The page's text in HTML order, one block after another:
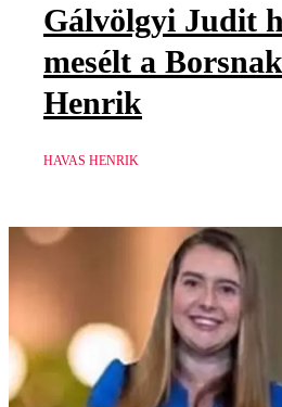
Gálvölgyi Judit
mesélt a
Henrik
HAVAS HENRIK